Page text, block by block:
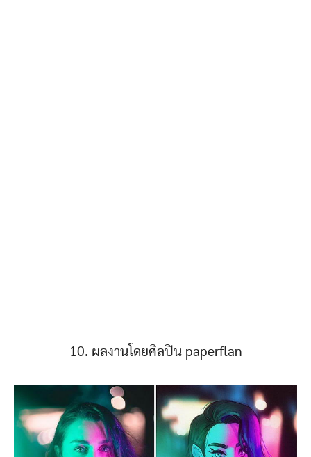
10. ผลงานโดยศิลปิน paperflan